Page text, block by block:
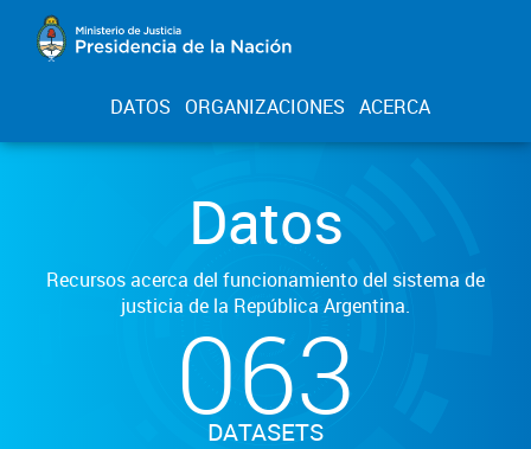
DATOS ORGANIZACIONES ACERCA
Datos
Recursos acerca del funcionamiento del sistema de
justicia de la República Argentina.
063
DATASETS